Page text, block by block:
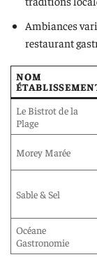
Ambiances
restaurant
NOM
Le Bistrot de la
Plage
Morey Marée
Sable & Sel
Océane
Gastronomie